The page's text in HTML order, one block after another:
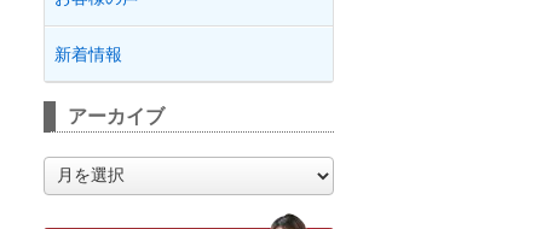
新着情報
アーカイブ
ー